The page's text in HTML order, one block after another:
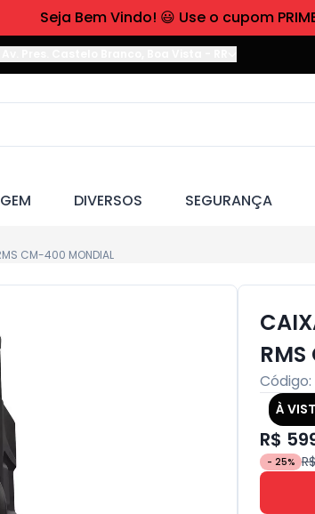
Seja Bem Vindo! 😃 Use o cupom
DIVERSOS SEGURANÇA
CM-400 MONDIAL
À
R$
- 25%